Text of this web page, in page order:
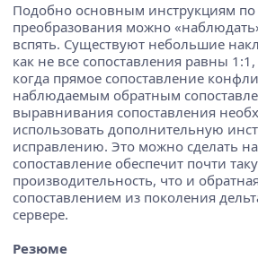
Подобно основным инструкциям
преобразования можно
вспять. Существуют небольшие
как не все сопоставления равны 1:1,
когда прямое сопоставление
наблюдаемым обратным
выравнивания сопоставления
использовать дополнительную
исправлению. Это можно сделать
сопоставление обеспечит почти
производительность, что и
сопоставлением из поколения
сервере.
Резюме